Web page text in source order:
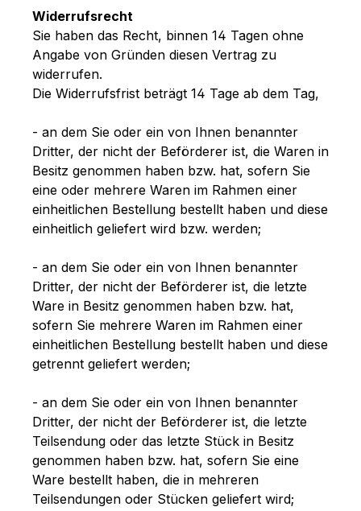
Widerrufsrecht
Sie haben das Recht, binnen 14 Tagen ohne
Angabe von Gründen diesen Vertrag zu
widerrufen.
Die Widerrufsfrist beträgt 14 Tage ab dem Tag,
- an dem Sie oder ein von Ihnen benannter
Dritter, der nicht der Beförderer ist, die Waren in
Besitz genommen haben bzw. hat, sofern Sie
eine oder mehrere Waren im Rahmen einer
einheitlichen Bestellung bestellt haben und diese
einheitlich geliefert wird bzw. werden;
- an dem Sie oder ein von Ihnen benannter
Dritter, der nicht der Beförderer ist, die letzte
Ware in Besitz genommen haben bzw. hat,
sofern Sie mehrere Waren im Rahmen einer
einheitlichen Bestellung bestellt haben und diese
getrennt geliefert werden;
- an dem Sie oder ein von Ihnen benannter
Dritter, der nicht der Beförderer ist, die letzte
Teilsendung oder das letzte Stück in Besitz
genommen haben bzw. hat, sofern Sie eine
Ware bestellt haben, die in mehreren
Teilsendungen oder Stücken geliefert wird;